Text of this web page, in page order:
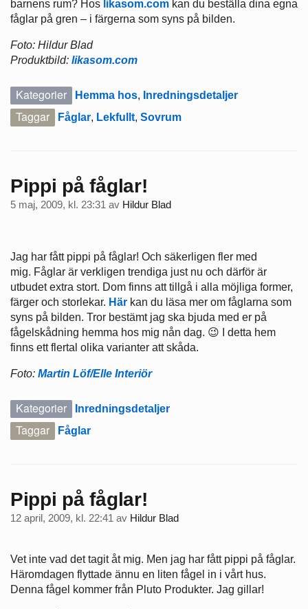
barnens rum? Hos likasom.com kan du beställa dina egna
fåglar på gren – i färgerna som syns på bilden.
Foto: Hildur Blad
Produktbild: likasom.com
Kategorier Hemma hos, Inredningsdetaljer
Taggar Fåglar, Lekfullt, Sovrum
Pippi på fåglar!
5 maj, 2009, kl. 23:31 av Hildur Blad
Jag har fått pippi på fåglar! Och säkerligen fler med
mig. Fåglar är verkligen trendiga just nu och därför är
utbudet extra stort. Dom finns att tillgå i alla möjliga former,
färger och storlekar. Här kan du läsa mer om fåglarna som
syns på bilden. Tror bestämt jag ska bjuda med er på
fågelskådning hemma hos mig nån dag. 😉 I detta hem
finns ett flertal olika varianter att skåda.
Foto: Martin Löf/Elle Interiör
Kategorier Inredningsdetaljer
Taggar Fåglar
Pippi på fåglar!
12 april, 2009, kl. 22:41 av Hildur Blad
Vet inte vad det tagit åt mig. Men jag har fått pippi på fåglar.
Häromdagen flyttade ännu en liten fågel in i vårt hus.
Denna fågel kommer från Pluto Produkter. Jag gillar!